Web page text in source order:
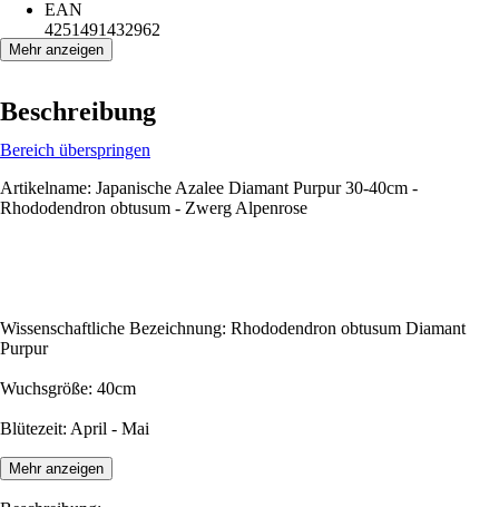
EAN
4251491432962
Mehr anzeigen
Beschreibung
Bereich überspringen
Artikelname: Japanische Azalee Diamant Purpur 30-40cm -
Rhododendron obtusum - Zwerg Alpenrose
Wissenschaftliche Bezeichnung: Rhododendron obtusum Diamant
Purpur
Wuchsgröße: 40cm
Blütezeit: April - Mai
Mehr anzeigen